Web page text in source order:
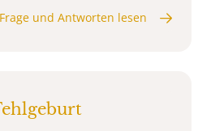
Frage und Antworten lesen